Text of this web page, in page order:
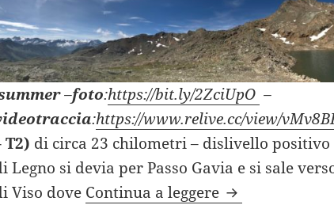
–foto:https://bit.ly/2ZciUpO –
:https://www.relive.cc/view/
T2) di circa 23 chilometri – dislivello positivo
Legno si devia per Passo Gavia e si sale
Viso dove Continua a leggere LAGHETTI DI